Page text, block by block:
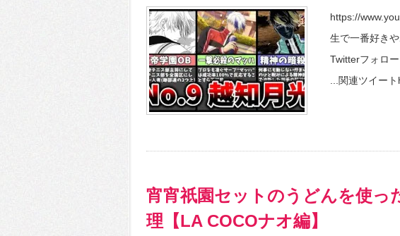
https://
生で一番好き
Twitterフォロ
...関連ツイー
宵宵祇園セットのうどんを使っ
理【LA COCOナオ編】